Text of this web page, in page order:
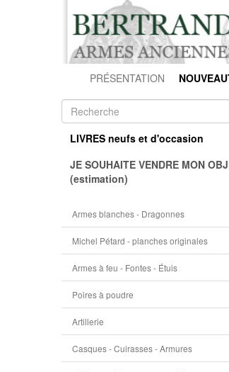
PRÉSENTATION
LIVRES neufs et d'occasion
JE SOUHAITE VENDRE MON
(estimation)
Armes blanches - Dragonnes
Michel Pétard - planches originales
Armes à feu - Fontes - Étuis
Poires à poudre
Artillerie
Casques - Cuirasses - Armures